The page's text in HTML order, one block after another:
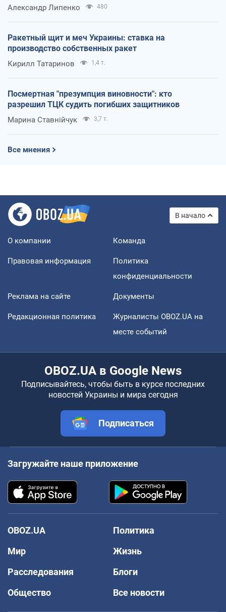
Александр Липенко 480
Ракетный щит и меч Украины: ставка на
производство собственных ракет
Кирилл Татаринов 1,4 т.
Посмертная "презумпция виновности": кто
разрешил ТЦК судить погибших защитников
Марина Ставнійчук 3,7 т.
Все мнения
В начало
О компании Команда
Правовая информация
Политика
конфиденциальности
Реклама на сайте Документы
Редакционная политика
Журналисты OBOZ.UA на
месте событий
OBOZ.UA в Google News
Подписывайтесь, чтобы быть в курсе последних
новостей Украины и мира сегодня
Подписаться
Загружайте наше приложение
OBOZ.UA
Политика
Мир
Жизнь
Расследования
Блоги
Общество
Все новости